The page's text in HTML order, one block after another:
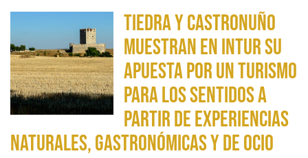
Tiedra y Castronuño
muestran en INTUR su
apuesta por un turismo
para los sentidos a
partir de experiencias
naturales, gastronómicas y de ocio